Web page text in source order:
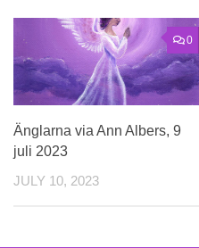
0
Änglarna via Ann Albers, 9
juli 2023
JULY 10, 2023